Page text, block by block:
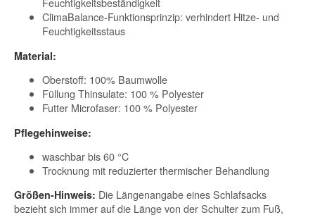
ClimaBalance-Funktionsprinzip: verhindert Hitze- und
Feuchtigkeitsstaus
Material:
Oberstoff: 100% Baumwolle
Füllung Thinsulate: 100 % Polyester
Futter Microfaser: 100 % Polyester
Pflegehinweise:
waschbar bis 60 °C
Trocknung mit reduzierter thermischer Behandlung
Größen-Hinweis: Die Längenangabe eines Schlafsacks
bezieht sich immer auf die Länge von der Schulter zum Fuß,